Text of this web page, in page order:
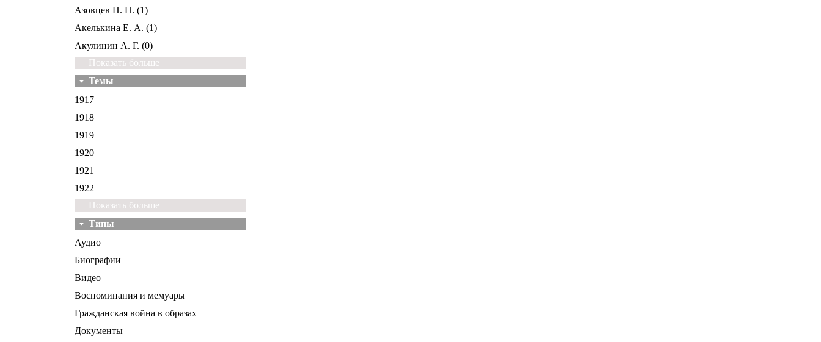
Азовцев Н. Н. (1)
Акелькина Е. А. (1)
Акулинин А. Г. (0)
Показать больше
Темы
1917
1918
1919
1920
1921
1922
Показать больше
Типы
Аудио
Биографии
Видео
Воспоминания и мемуары
Гражданская война в образах
Документы